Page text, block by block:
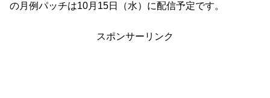
の月例パッチは10月15日（水）に配信予定です。
スポンサーリンク